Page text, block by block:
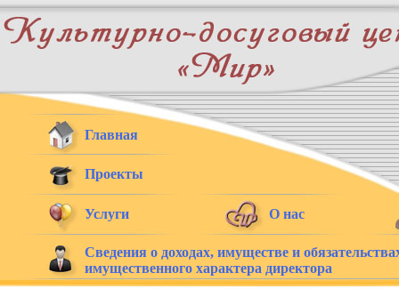
Главная
Проекты
Услуги О нас
Сведения о доходах, имуществе и
имущественного характера директора